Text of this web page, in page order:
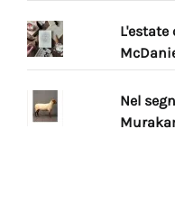
L'estate
Nel